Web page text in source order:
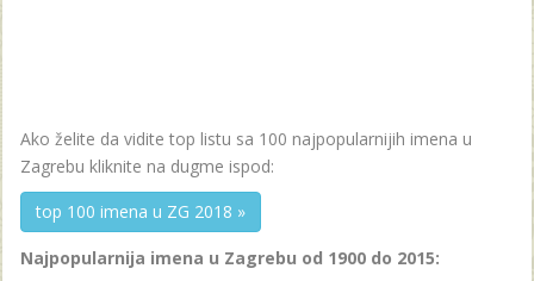
Ako želite da vidite top listu sa 100 najpopularnijih imena u
Zagrebu kliknite na dugme ispod:
top 100 imena u ZG 2018 »
Najpopularnija imena u Zagrebu od 1900 do 2015: